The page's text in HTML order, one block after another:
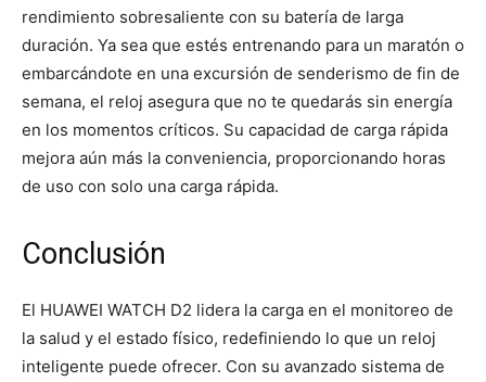
rendimiento sobresaliente con su batería de larga
duración. Ya sea que estés entrenando para un maratón o
embarcándote en una excursión de senderismo de fin de
semana, el reloj asegura que no te quedarás sin energía
en los momentos críticos. Su capacidad de carga rápida
mejora aún más la conveniencia, proporcionando horas
de uso con solo una carga rápida.
Conclusión
El HUAWEI WATCH D2 lidera la carga en el monitoreo de
la salud y el estado físico, redefiniendo lo que un reloj
inteligente puede ofrecer. Con su avanzado sistema de